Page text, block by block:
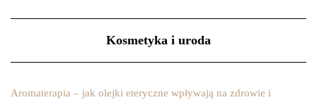
Kosmetyka i uroda
Aromaterapia – jak olejki eteryczne wpływają na zdrowie i